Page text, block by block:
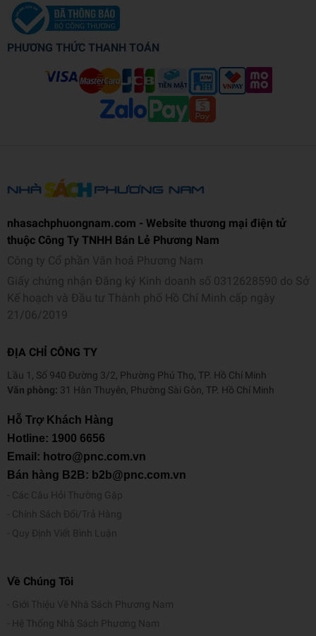
PHƯƠNG THỨC THANH TOÁN
nhasachphuongnam.com - Website thương mại điện tử
thuộc Công Ty TNHH Bán Lẻ Phương Nam
Công ty Cổ phần Văn hoá Phương Nam
Giấy chứng nhận Đăng ký Kinh doanh số 0312628590 do Sở
Kế hoạch và Đầu tư Thành phố Hồ Chí Minh cấp ngày
21/06/2019
ĐỊA CHỈ CÔNG TY
Lầu 1, Số 940 Đường 3/2, Phường Phú Thọ, TP. Hồ Chí Minh
Văn phòng: 31 Hàn Thuyên, Phường Sài Gòn, TP. Hồ Chí Minh
Hỗ Trợ Khách Hàng
Hotline: 1900 6656
Email: hotro@pnc.com.vn
Bán hàng B2B: b2b@pnc.com.vn
Các Câu Hỏi Thường Gặp
Chính Sách Đổi/Trả Hàng
Quy Định Viết Bình Luận
Về Chúng Tôi
Giới Thiệu Về Nhà Sách Phương Nam
Hệ Thống Nhà Sách Phương Nam